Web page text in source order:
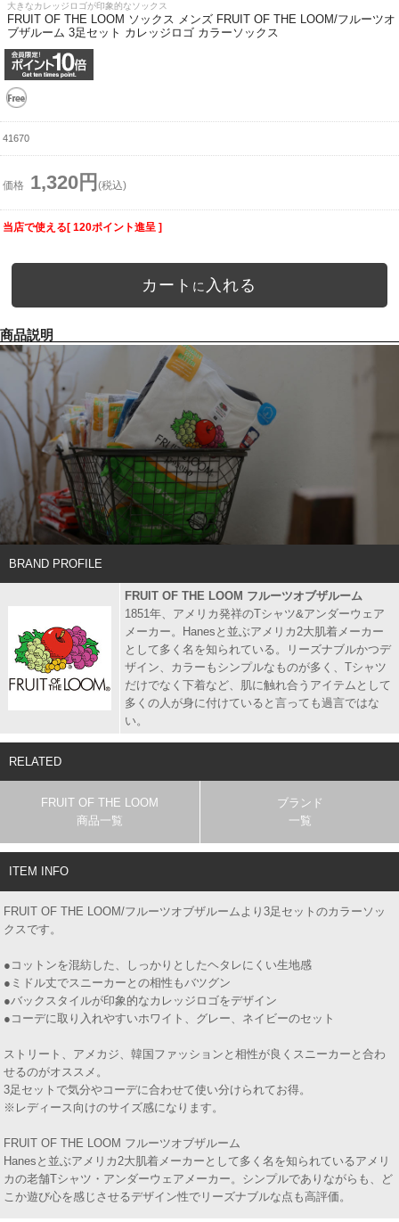
大きなカレッジロゴが印象的なソックス
FRUIT OF THE LOOM ソックス メンズ FRUIT OF THE LOOM/フルーツオ
ブザルーム 3足セット カレッジロゴ カラーソックス
41670
価格 1,320円 (税込)
当店で使える[ 120ポイント進呈 ]
カート に 入れる
商品説明
BRAND PROFILE
FRUIT OF THE LOOM フルーツオブザルーム
1851年、アメリカ発祥のTシャツ&アンダーウェア
メーカー。Hanesと並ぶアメリカ2大肌着メーカー
として多く名を知られている。リーズナブルかつデ
ザイン、カラーもシンプルなものが多く、Tシャツ
だけでなく下着など、肌に触れ合うアイテムとして
多くの人が身に付けていると言っても過言ではな
い。
RELATED
FRUIT OF THE LOOM
商品一覧
ブランド
一覧
ITEM INFO
FRUIT OF THE LOOM/フルーツオブザルームより3足セットのカラーソッ
クスです。
●コットンを混紡した、しっかりとしたヘタレにくい生地感
●ミドル丈でスニーカーとの相性もバツグン
●バックスタイルが印象的なカレッジロゴをデザイン
●コーデに取り入れやすいホワイト、グレー、ネイビーのセット
ストリート、アメカジ、韓国ファッションと相性が良くスニーカーと合わ
せるのがオススメ。
3足セットで気分やコーデに合わせて使い分けられてお得。
※レディース向けのサイズ感になります。
FRUIT OF THE LOOM フルーツオブザルーム
Hanesと並ぶアメリカ2大肌着メーカーとして多く名を知られているアメリ
カの老舗Tシャツ・アンダーウェアメーカー。シンプルでありながらも、ど
こか遊び心を感じさせるデザイン性でリーズナブルな点も高評価。